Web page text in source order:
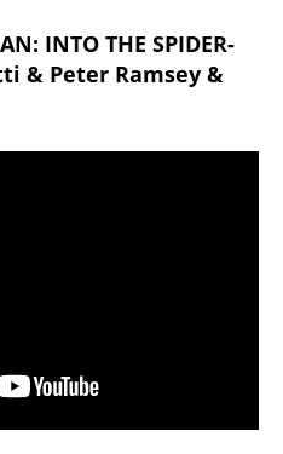
INTO THE SPIDER-
& Peter Ramsey &